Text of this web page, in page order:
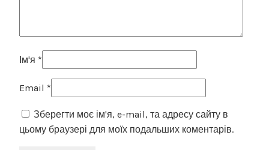
Ім'я *
Email *
Зберегти моє ім'я, e-mail, та адресу сайту в
цьому браузері для моїх подальших коментарів.